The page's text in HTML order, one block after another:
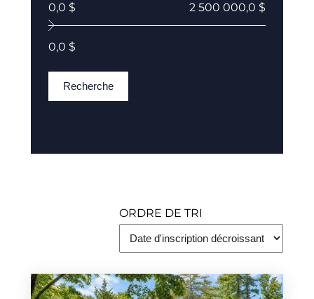
0,0 $
2 500 000,0 $
0,0 $
Recherche
ORDRE DE TRI